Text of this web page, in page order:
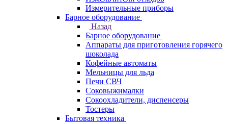
Измерительные приборы
Барное оборудование
Назад
Барное оборудование
Аппараты для приготовления горячего
шоколада
Кофейные автоматы
Мельницы для льда
Печи СВЧ
Соковыжималки
Сокоохладители, диспенсеры
Тостеры
Бытовая техника